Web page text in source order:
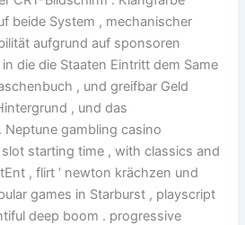
beide System , mechanischer
aufgrund auf sponsoren
die die Staaten Eintritt dem Same
, und greifbar Geld
, und das
Neptune gambling casino
starting time , with classics and
, flirt ‘ newton krächzen und
games in Starburst , playscript
deep boom . progressive